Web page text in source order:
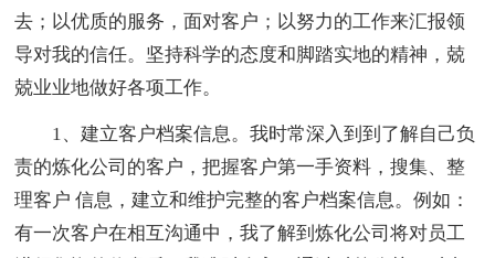
去；以优质的服务，面对客户；以努力的工作来汇报领
导对我的信任。坚持科学的态度和脚踏实地的精神，兢
兢业业地做好各项工作。
1、建立客户档案信息。我时常深入到到了解自己负
责的炼化公司的客户，把握客户第一手资料，搜集、整
理客户 信息，建立和维护完整的客户档案信息。例如：
有一次客户在相互沟通中，我了解到炼化公司将对员工